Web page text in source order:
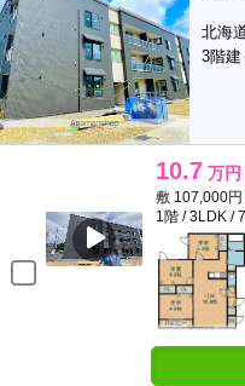
北海
3階
10.7 万円
敷 107,000
1階 / 3LDK /